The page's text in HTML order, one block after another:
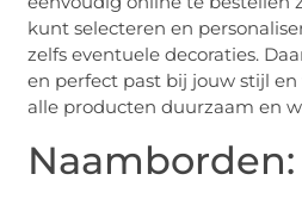
kunt selecteren en
zelfs eventuele decoraties.
en perfect past bij jouw stijl
alle producten duurzaam en